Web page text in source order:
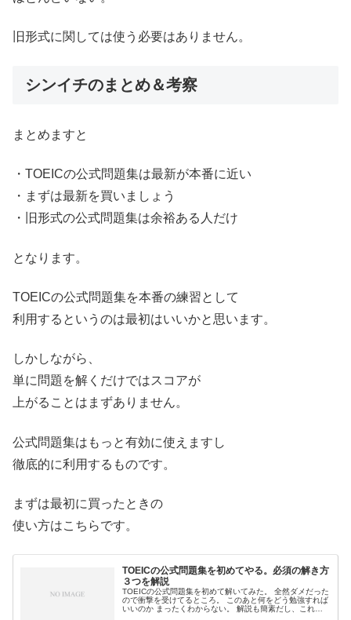
旧形式に関しては使う必要はありません。
シンイチのまとめ＆考察
まとめますと
・TOEICの公式問題集は最新が本番に近い
・まずは最新を買いましょう
・旧形式の公式問題集は余裕ある人だけ
となります。
TOEICの公式問題集を本番の練習として
利用するというのは最初はいいかと思います。
しかしながら、
単に問題を解くだけではスコアが
上がることはまずありません。
公式問題集はもっと有効に使えますし
徹底的に利用するものです。
まずは最初に買ったときの
使い方はこちらです。
TOEICの公式問題集を初めてやる。必須の解き方
３つを解説
TOEICの公式問題集を初めて解いてみた。 全然ダメだった
ので衝撃を受けてるところ。 このあと何をどう勉強すれば
いいのか まったくわからない。 解説も簡素だし、これで